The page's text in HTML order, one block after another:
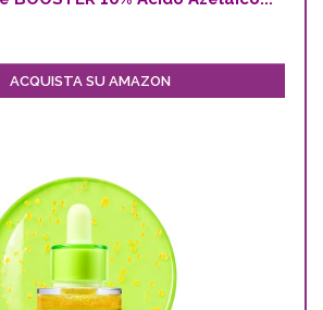
ACQUISTA SU AMAZON